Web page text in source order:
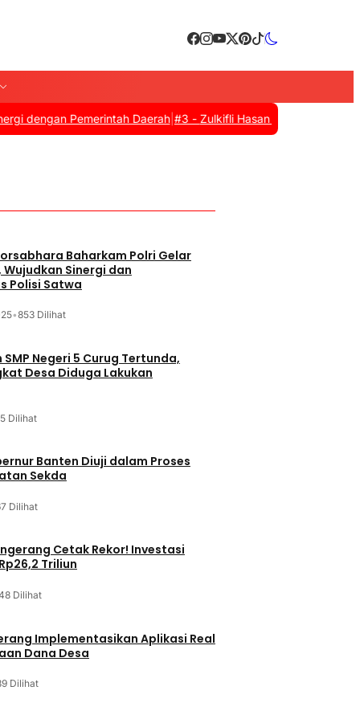
Pemerintah Daerah |#3 -Zulkifli Hasan Resmi Tutup Apkasi
Baharkam Polri Gelar
Wujudkan Sinergi dan
Polisi Satwa
•853 Dilihat
Negeri 5 Curug Tertunda,
Desa Diduga Lakukan
Dilihat
Banten Diuji dalam Proses
Sekda
Dilihat
Cetak Rekor! Investasi
Triliun
Dilihat
Implementasikan Aplikasi Real
Dana Desa
Dilihat